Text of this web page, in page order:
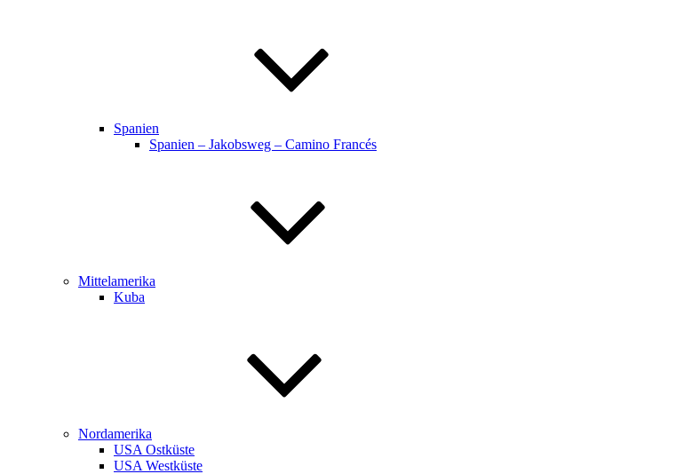
Spanien
Spanien – Jakobsweg – Camino Francés
Mittelamerika
Kuba
Nordamerika
USA Ostküste
USA Westküste